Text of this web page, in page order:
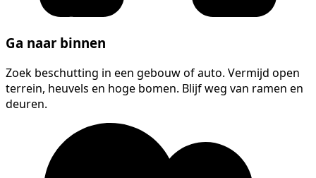
Ga naar binnen
Zoek beschutting in een gebouw of auto. Vermijd open
terrein, heuvels en hoge bomen. Blijf weg van ramen en
deuren.